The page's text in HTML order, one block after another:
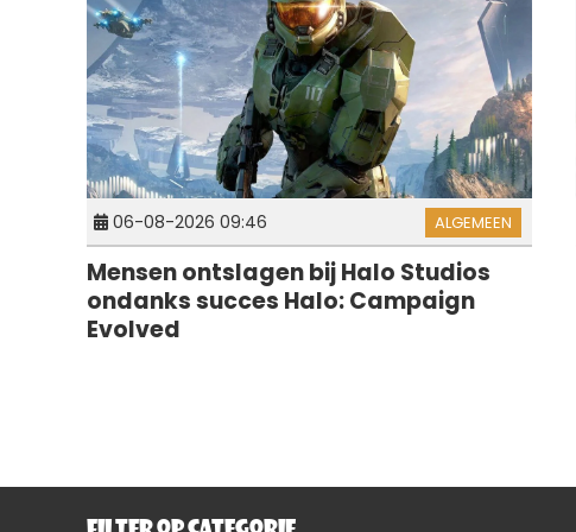
06-08-2026 09:46 ALGEMEEN
Mensen ontslagen bij Halo Studios
ondanks succes Halo: Campaign
Evolved
FILTER OP CATEGORIE